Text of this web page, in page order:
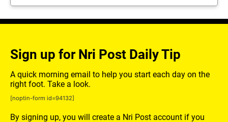
Sign up for Nri Post Daily Tip
A quick morning email to help you start each day on the
right foot. Take a look.
[noptin-form id=94132]
By signing up, you will create a Nri Post account if you